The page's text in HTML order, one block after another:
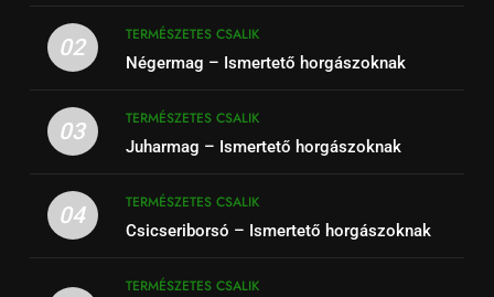
02
TERMÉSZETES CSALIK
Négermag – Ismertető horgászoknak
03
TERMÉSZETES CSALIK
Juharmag – Ismertető horgászoknak
04
TERMÉSZETES CSALIK
Csicseriborsó – Ismertető horgászoknak
TERMÉSZETES CSALIK